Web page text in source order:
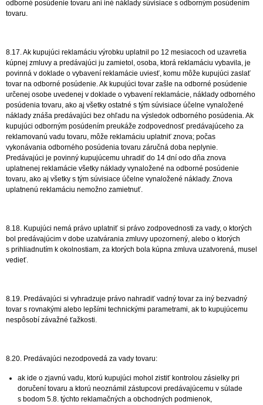
odborné posúdenie tovaru ani iné náklady súvisiace s odborným posúdením
tovaru.
8.17. Ak kupujúci reklamáciu výrobku uplatnil po 12 mesiacoch od uzavretia
kúpnej zmluvy a predávajúci ju zamietol, osoba, ktorá reklamáciu vybavila, je
povinná v doklade o vybavení reklamácie uviesť, komu môže kupujúci zaslať
tovar na odborné posúdenie. Ak kupujúci tovar zašle na odborné posúdenie
určenej osobe uvedenej v doklade o vybavení reklamácie, náklady odborného
posúdenia tovaru, ako aj všetky ostatné s tým súvisiace účelne vynaložené
náklady znáša predávajúci bez ohľadu na výsledok odborného posúdenia. Ak
kupujúci odborným posúdením preukáže zodpovednosť predávajúceho za
reklamovanú vadu tovaru, môže reklamáciu uplatniť znova; počas
vykonávania odborného posúdenia tovaru záručná doba neplynie.
Predávajúci je povinný kupujúcemu uhradiť do 14 dní odo dňa znova
uplatnenej reklamácie všetky náklady vynaložené na odborné posúdenie
tovaru, ako aj všetky s tým súvisiace účelne vynaložené náklady. Znova
uplatnenú reklamáciu nemožno zamietnuť.
8.18. Kupujúci nemá právo uplatniť si právo zodpovednosti za vady, o ktorých
bol predávajúcim v dobe uzatvárania zmluvy upozornený, alebo o ktorých
s prihliadnutím k okolnostiam, za ktorých bola kúpna zmluva uzatvorená, musel
vedieť.
8.19. Predávajúci si vyhradzuje právo nahradiť vadný tovar za iný bezvadný
tovar s rovnakými alebo lepšími technickými parametrami, ak to kupujúcemu
nespôsobí závažné ťažkosti.
8.20. Predávajúci nezodpovedá za vady tovaru:
ak ide o zjavnú vadu, ktorú kupujúci mohol zistiť kontrolou zásielky pri
doručení tovaru a ktorú neoznámil zástupcovi predávajúcemu v súlade
s bodom 5.8. týchto reklamačných a obchodných podmienok,